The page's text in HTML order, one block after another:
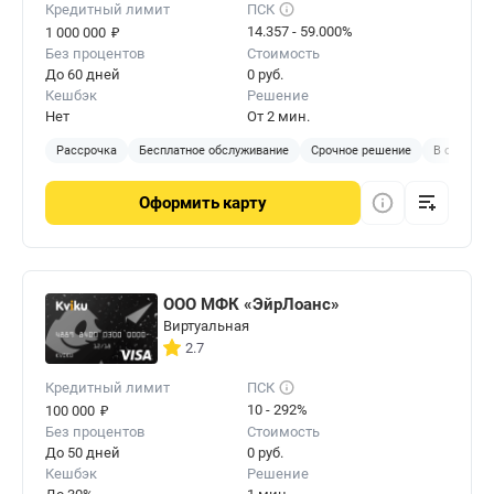
Кредитный лимит
1 000 000 ₽
ПСК
14.357 - 59.000%
Без процентов
До 60 дней
Стоимость
0 руб.
Кешбэк
Нет
Решение
От 2 мин.
Рассрочка Бесплатное обслуживание Срочное решение В
Оформить карту
ООО МФК «ЭйрЛоанс»
Виртуальная
2.7
Кредитный лимит
100 000 ₽
ПСК
10 - 292%
Без процентов
До 50 дней
Стоимость
0 руб.
Кешбэк
Решение